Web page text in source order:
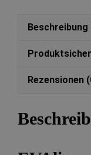
Beschreibung
Rezensionen